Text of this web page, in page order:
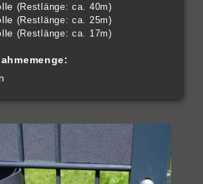
(Restlänge: ca. 40m)
(Restlänge: ca. 25m)
(Restlänge: ca. 17m)